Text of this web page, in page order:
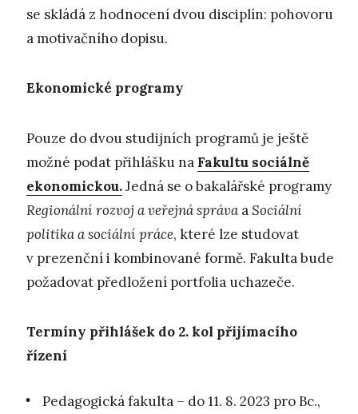
se skládá z hodnocení dvou disciplín: pohovoru
a motivačního dopisu.
Ekonomické programy
Pouze do dvou studijních programů je ještě
možné podat přihlášku na Fakultu sociálně
ekonomickou.Jedná se o bakalářské programy
Regionální rozvoj a veřejná správa aSociální
politika a sociální práce, které lze studovat
v prezenční i kombinované formě. Fakulta bude
požadovat předložení portfolia uchazeče.
Termíny přihlášek do 2. kol přijímacího
řízení
Pedagogická fakulta – do 11. 8. 2023 pro Bc.,